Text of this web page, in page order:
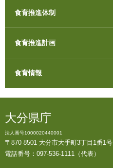
食育推進体制
食育推進計画
食育情報
大分県庁
法人番号1000020440001
〒870-8501 大分市大手町3丁目1番1号
電話番号：097-536-1111（代表）